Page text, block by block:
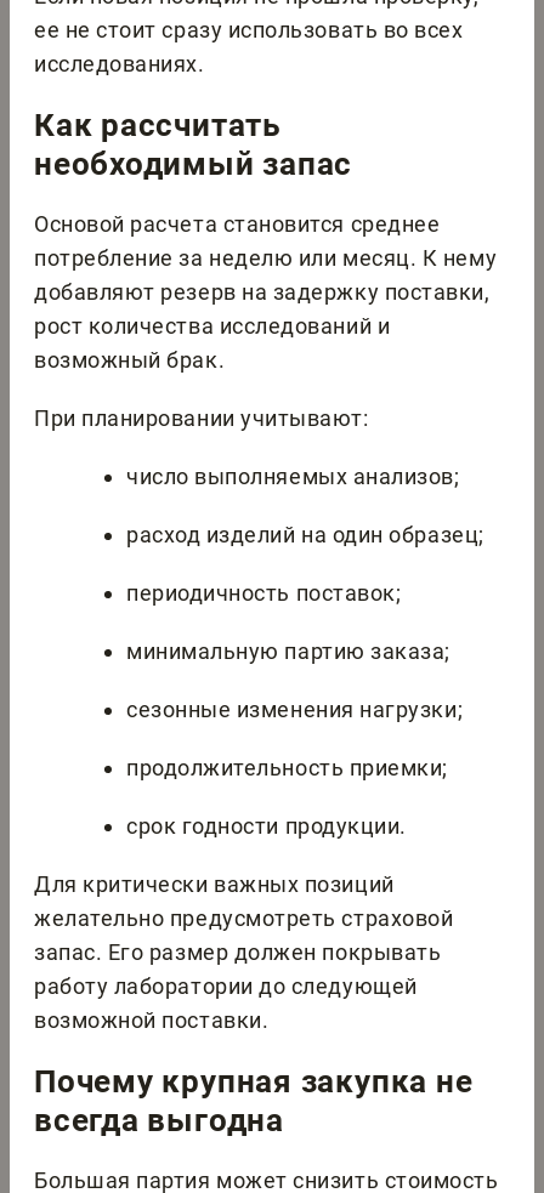
ее не стоит сразу использовать во всех
исследованиях.
Как рассчитать
необходимый запас
Основой расчета становится среднее
потребление за неделю или месяц. К нему
добавляют резерв на задержку поставки,
рост количества исследований и
возможный брак.
При планировании учитывают:
число выполняемых анализов;
расход изделий на один образец;
периодичность поставок;
минимальную партию заказа;
сезонные изменения нагрузки;
продолжительность приемки;
срок годности продукции.
Для критически важных позиций
желательно предусмотреть страховой
запас. Его размер должен покрывать
работу лаборатории до следующей
возможной поставки.
Почему крупная закупка не
всегда выгодна
Большая партия может снизить стоимость